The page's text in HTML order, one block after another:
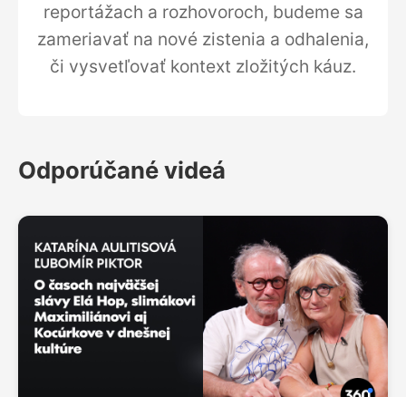
reportážach a rozhovoroch, budeme sa
zameriavať na nové zistenia a odhalenia,
či vysvetľovať kontext zložitých káuz.
Odporúčané videá